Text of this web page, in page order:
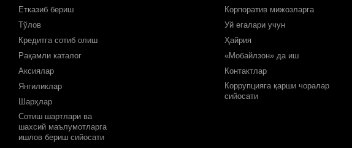
Етказиб бериш
Тўлов
Кредитга сотиб олиш
Рақамли каталог
Аксиялар
Янгиликлар
Шарҳлар
Сотиш шартлари ва
шахсий маълумотларга
ишлов бериш сийосати
Корпоратив мижозларга
Уй егалари учун
Ҳайрия
«Мобайлзон» да иш
Контактлар
Коррупцияга қарши чоралар
сийосати